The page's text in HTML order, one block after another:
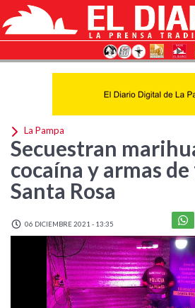
La Pampa
Secuestran
cocaína y armas
Santa Rosa
06 DICIEMBRE 2021 - 13:35